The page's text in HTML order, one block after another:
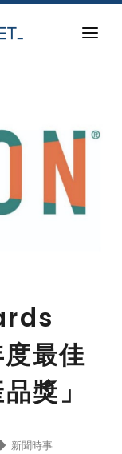
最佳
獎」
新聞時事